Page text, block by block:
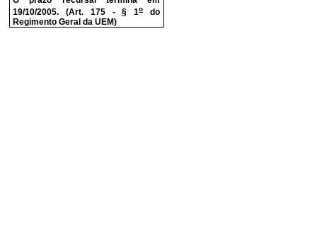
19/10/2005. (Art. 175 - § 1odo
Regimento Geral da UEM)